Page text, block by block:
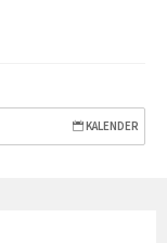
KALENDER